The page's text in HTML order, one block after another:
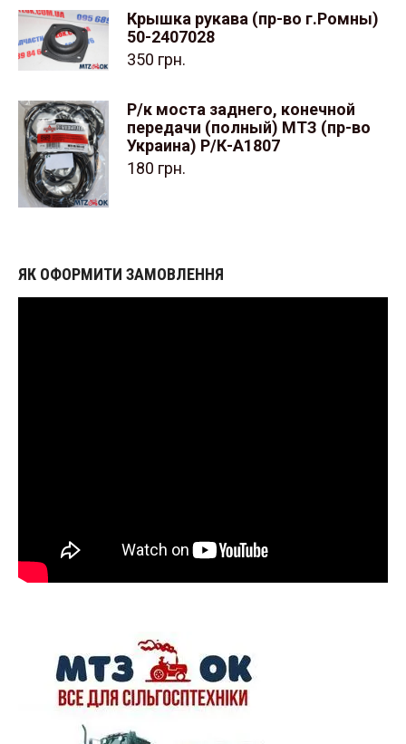
Крышка рукава (пр-во г.Ромны)
50-2407028
350 грн.
Р/к моста заднего, конечной
передачи (полный) МТЗ (пр-во
Украина) Р/К-А1807
180 грн.
ЯК ОФОРМИТИ ЗАМОВЛЕННЯ